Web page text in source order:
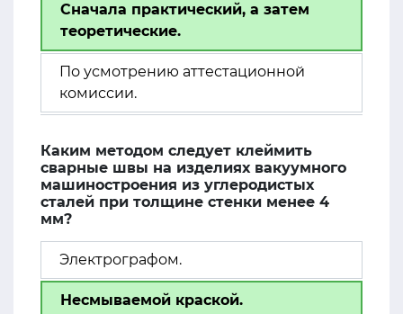
Сначала практический, а затем
теоретические.
По усмотрению аттестационной
комиссии.
Каким методом следует клеймить
сварные швы на изделиях вакуумного
машиностроения из углеродистых
сталей при толщине стенки менее 4
мм?
Электрографом.
Несмываемой краской.